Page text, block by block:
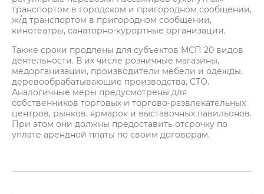
транспортом в городском и пригородном сообщении,
ж/д транспортом в пригородном сообщении,
кинотеатры, санаторно-курортные организации.
Также сроки продлены для субъектов МСП 20 видов
деятельности. В их числе розничные магазины,
медорганизации, производители мебели и одежды,
деревообрабатывающие производства, СТО.
Аналогичные меры предусмотрены для
собственников торговых и торгово-развлекательных
центров, рынков, ярмарок и выставочных павильонов.
При этом они должны предоставить отсрочку по
уплате арендной платы по своим договорам.